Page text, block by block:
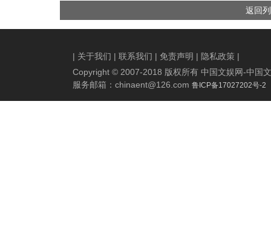
热辣陪伴曲 周深温暖唱响美
好生活
返回
| 关于我们 | 联系我们 | 免责声明 | 隐私政策 |
Copyright © 2007-2018 版权所有 中国文娱网-中国
服务邮箱： chinaent@126.com 鲁ICP备17027202号-2